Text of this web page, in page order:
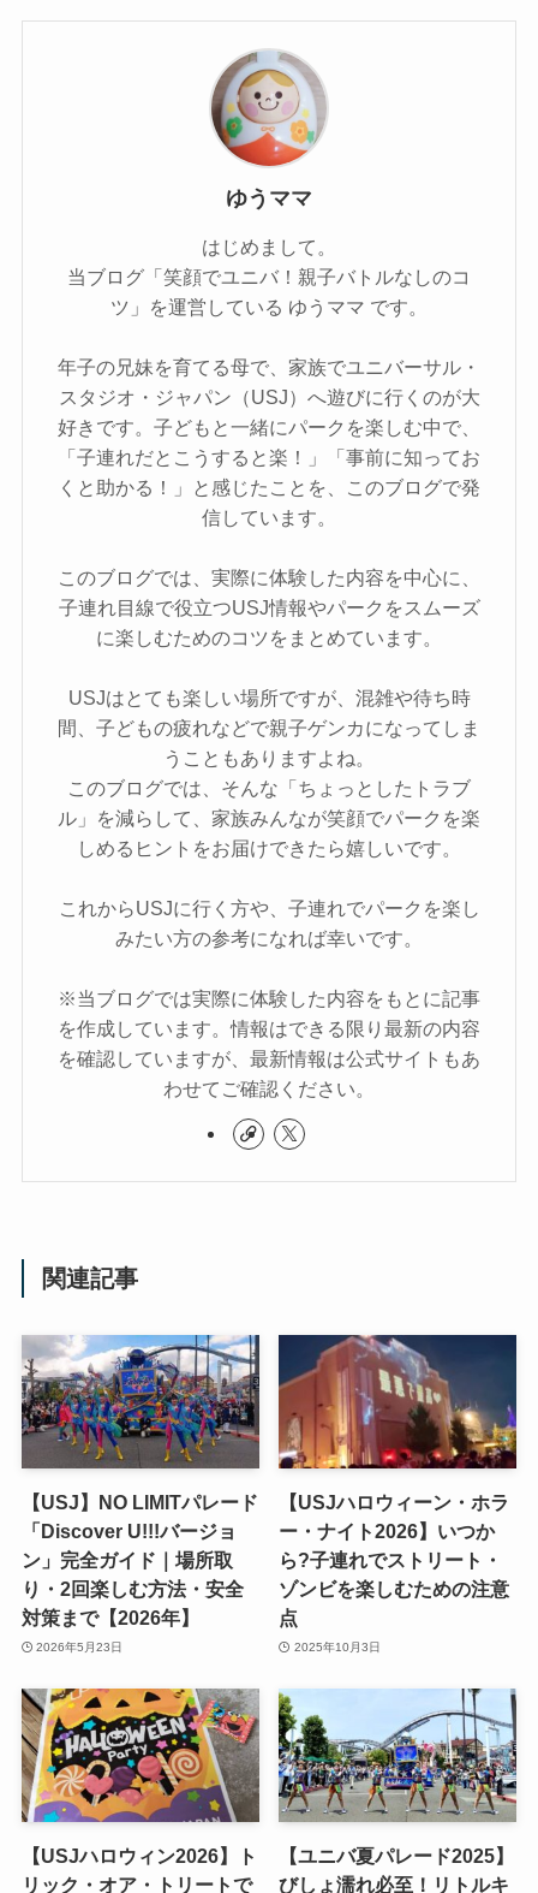
ゆうママ
はじめまして。
当ブログ「笑顔でユニバ！親子バトルなしのコ
ツ」を運営している ゆうママ です。
年子の兄妹を育てる母で、家族でユニバーサル・
スタジオ・ジャパン（USJ）へ遊びに行くのが大
好きです。子どもと一緒にパークを楽しむ中で、
「子連れだとこうすると楽！」「事前に知ってお
くと助かる！」と感じたことを、このブログで発
信しています。
このブログでは、実際に体験した内容を中心に、
子連れ目線で役立つUSJ情報やパークをスムーズ
に楽しむためのコツをまとめています。
USJはとても楽しい場所ですが、混雑や待ち時
間、子どもの疲れなどで親子ゲンカになってしま
うこともありますよね。
このブログでは、そんな「ちょっとしたトラブ
ル」を減らして、家族みんなが笑顔でパークを楽
しめるヒントをお届けできたら嬉しいです。
これからUSJに行く方や、子連れでパークを楽し
みたい方の参考になれば幸いです。
※当ブログでは実際に体験した内容をもとに記事
を作成しています。情報はできる限り最新の内容
を確認していますが、最新情報は公式サイトもあ
わせてご確認ください。
関連記事
【USJ】NO LIMITパレード
「Discover U!!!バージョ
ン」完全ガイド｜場所取
り・2回楽しむ方法・安全
対策まで【2026年】
2026年5月23日
【USJハロウィーン・ホラ
ー・ナイト2026】いつか
ら?子連れでストリート・
ゾンビを楽しむための注意
点
2025年10月3日
【USJハロウィン2026】ト
リック・オア・トリートで
【ユニバ夏パレード2025】
びしょ濡れ必至！リトルキ